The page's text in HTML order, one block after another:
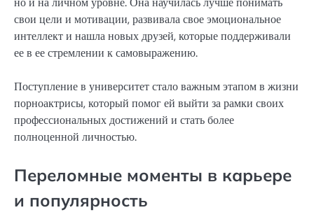
свои цели и мотивации, развивала свое эмоциональное
интеллект и нашла новых друзей, которые поддерживали
ее в ее стремлении к самовыражению.
Поступление в университет стало важным этапом в жизни
порноактрисы, который помог ей выйти за рамки своих
профессиональных достижений и стать более
полноценной личностью.
Переломные моменты в карьере
и популярность